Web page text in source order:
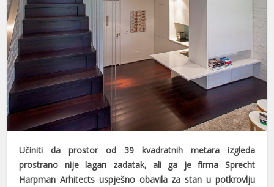
Učiniti da prostor od 39 kvadratnih metara izgleda
prostrano nije lagan zadatak, ali ga je firma Sprecht
Harpman Arhitects uspješno obavila za stan u potkrovlju